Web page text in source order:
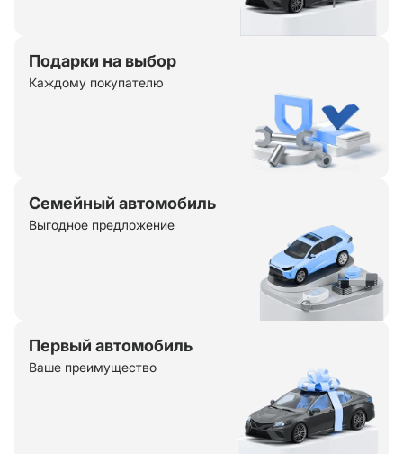
Подарки на выбор
Каждому покупателю
Семейный автомобиль
Выгодное предложение
Первый автомобиль
Ваше преимущество